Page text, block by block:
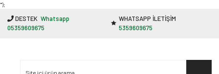
"');
DESTEK Whatsapp
05359609675
WHATSAPP İLETİŞİM
5359609675